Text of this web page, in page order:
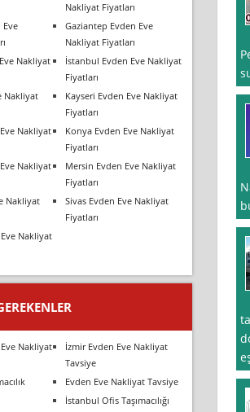
Nakliyat Fiyatları
Eve
Gaziantep Evden Eve
Nakliyat Fiyatları
Nakliyat
İstanbul Evden Eve Nakliyat
Fiyatları
Nakliyat
Kayseri Evden Eve Nakliyat
Fiyatları
Nakliyat
Konya Evden Eve Nakliyat
Fiyatları
Nakliyat
Mersin Evden Eve Nakliyat
Fiyatları
Nakliyat
Sivas Evden Eve Nakliyat
Fiyatları
Nakliyat
Nakliyat
İzmir Evden Eve Nakliyat
Tavsiye
Evden Eve Nakliyat Tavsiye
İstanbul Ofis Taşımacılığı